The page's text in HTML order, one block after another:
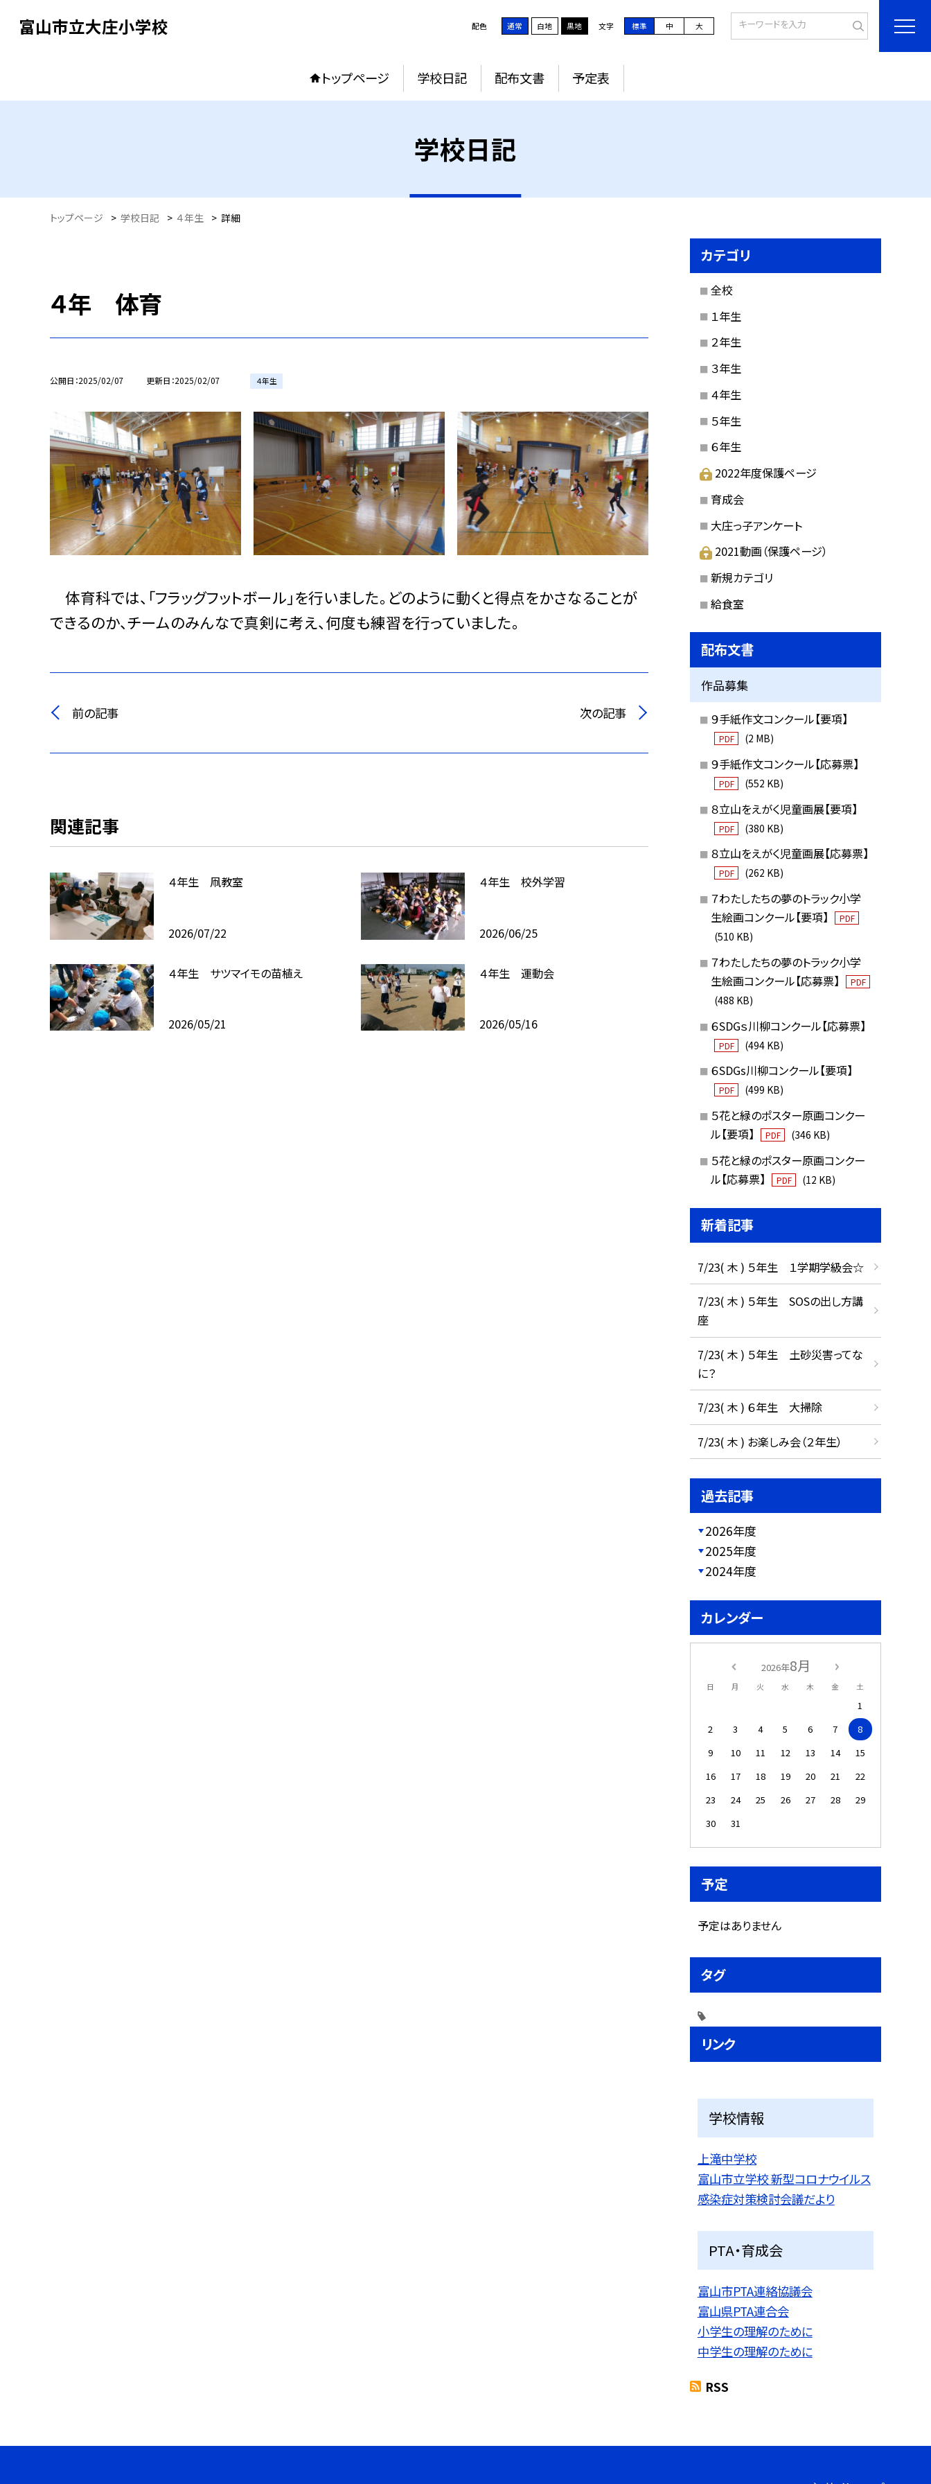
富山市立大庄小学校 配色 通常 白地 黒地 文字 標準 中 大
トップページ 学校日記 配布文書 予定表
学校日記
トップページ > 学校日記 > ４年生 > 詳細
４年 体育
公開日 2025/02/07 更新日 2025/02/07 ４年生
体育科では、「フラッグフットボール」を行いました。どのように動くと得点をかさなることが
できるのか、チームのみんなで真剣に考え、何度も練習を行っていました。
前の記事 次の記事
関連記事
４年生 凧教室
2026/07/22
４年生 校外学習
2026/06/25
４年生 サツマイモの苗植え
2026/05/21
４年生 運動会
2026/05/16
カテゴリ
全校
１年生
２年生
３年生
４年生
５年生
６年生
2022年度保護ページ
育成会
大庄っ子アンケート
2021動画（保護ページ）
新規カテゴリ
給食室
配布文書
作品募集
９手紙作文コンクール【要項】
PDF (2 MB)
９手紙作文コンクール【応募票】
PDF (552 KB)
８立山をえがく児童画展【要項】
PDF (380 KB)
８立山をえがく児童画展【応募票】
PDF (262 KB)
７わたしたちの夢のトラック小学
生絵画コンクール【要項】
PDF
(510 KB)
７わたしたちの夢のトラック小学
生絵画コンクール【応募票】
PDF
(488 KB)
６SDGｓ川柳コンクール【応募票】
PDF (494 KB)
６SDGs川柳コンクール【要項】
PDF (499 KB)
５花と緑のポスター原画コンクー
ル【要項】
PDF (346 KB)
５花と緑のポスター原画コンクー
ル【応募票】
PDF (12 KB)
新着記事
7/23( 木 ) ５年生 １学期学級会☆
7/23( 木 ) ５年生 SOSの出し方講
座
7/23( 木 ) ５年生 土砂災害ってな
に？
7/23( 木 ) ６年生 大掃除
7/23( 木 ) お楽しみ会（２年生）
過去記事
2026年度
2025年度
2024年度
カレンダー
2026年8月
日 月 火 水 木 金 土
1
2
3 4 5 6 7
8
9
10 11 12 13 14
15
16
17 18 19 20 21
22
23
24 25 26 27 28
29
30
31
予定
予定はありません
タグ
リンク
学校情報
上滝中学校
富山市立学校 新型コロナウイルス
感染症対策検討会議だより
PTA・育成会
富山市PTA連絡協議会
富山県PTA連合会
小学生の理解のために
中学生の理解のために
RSS